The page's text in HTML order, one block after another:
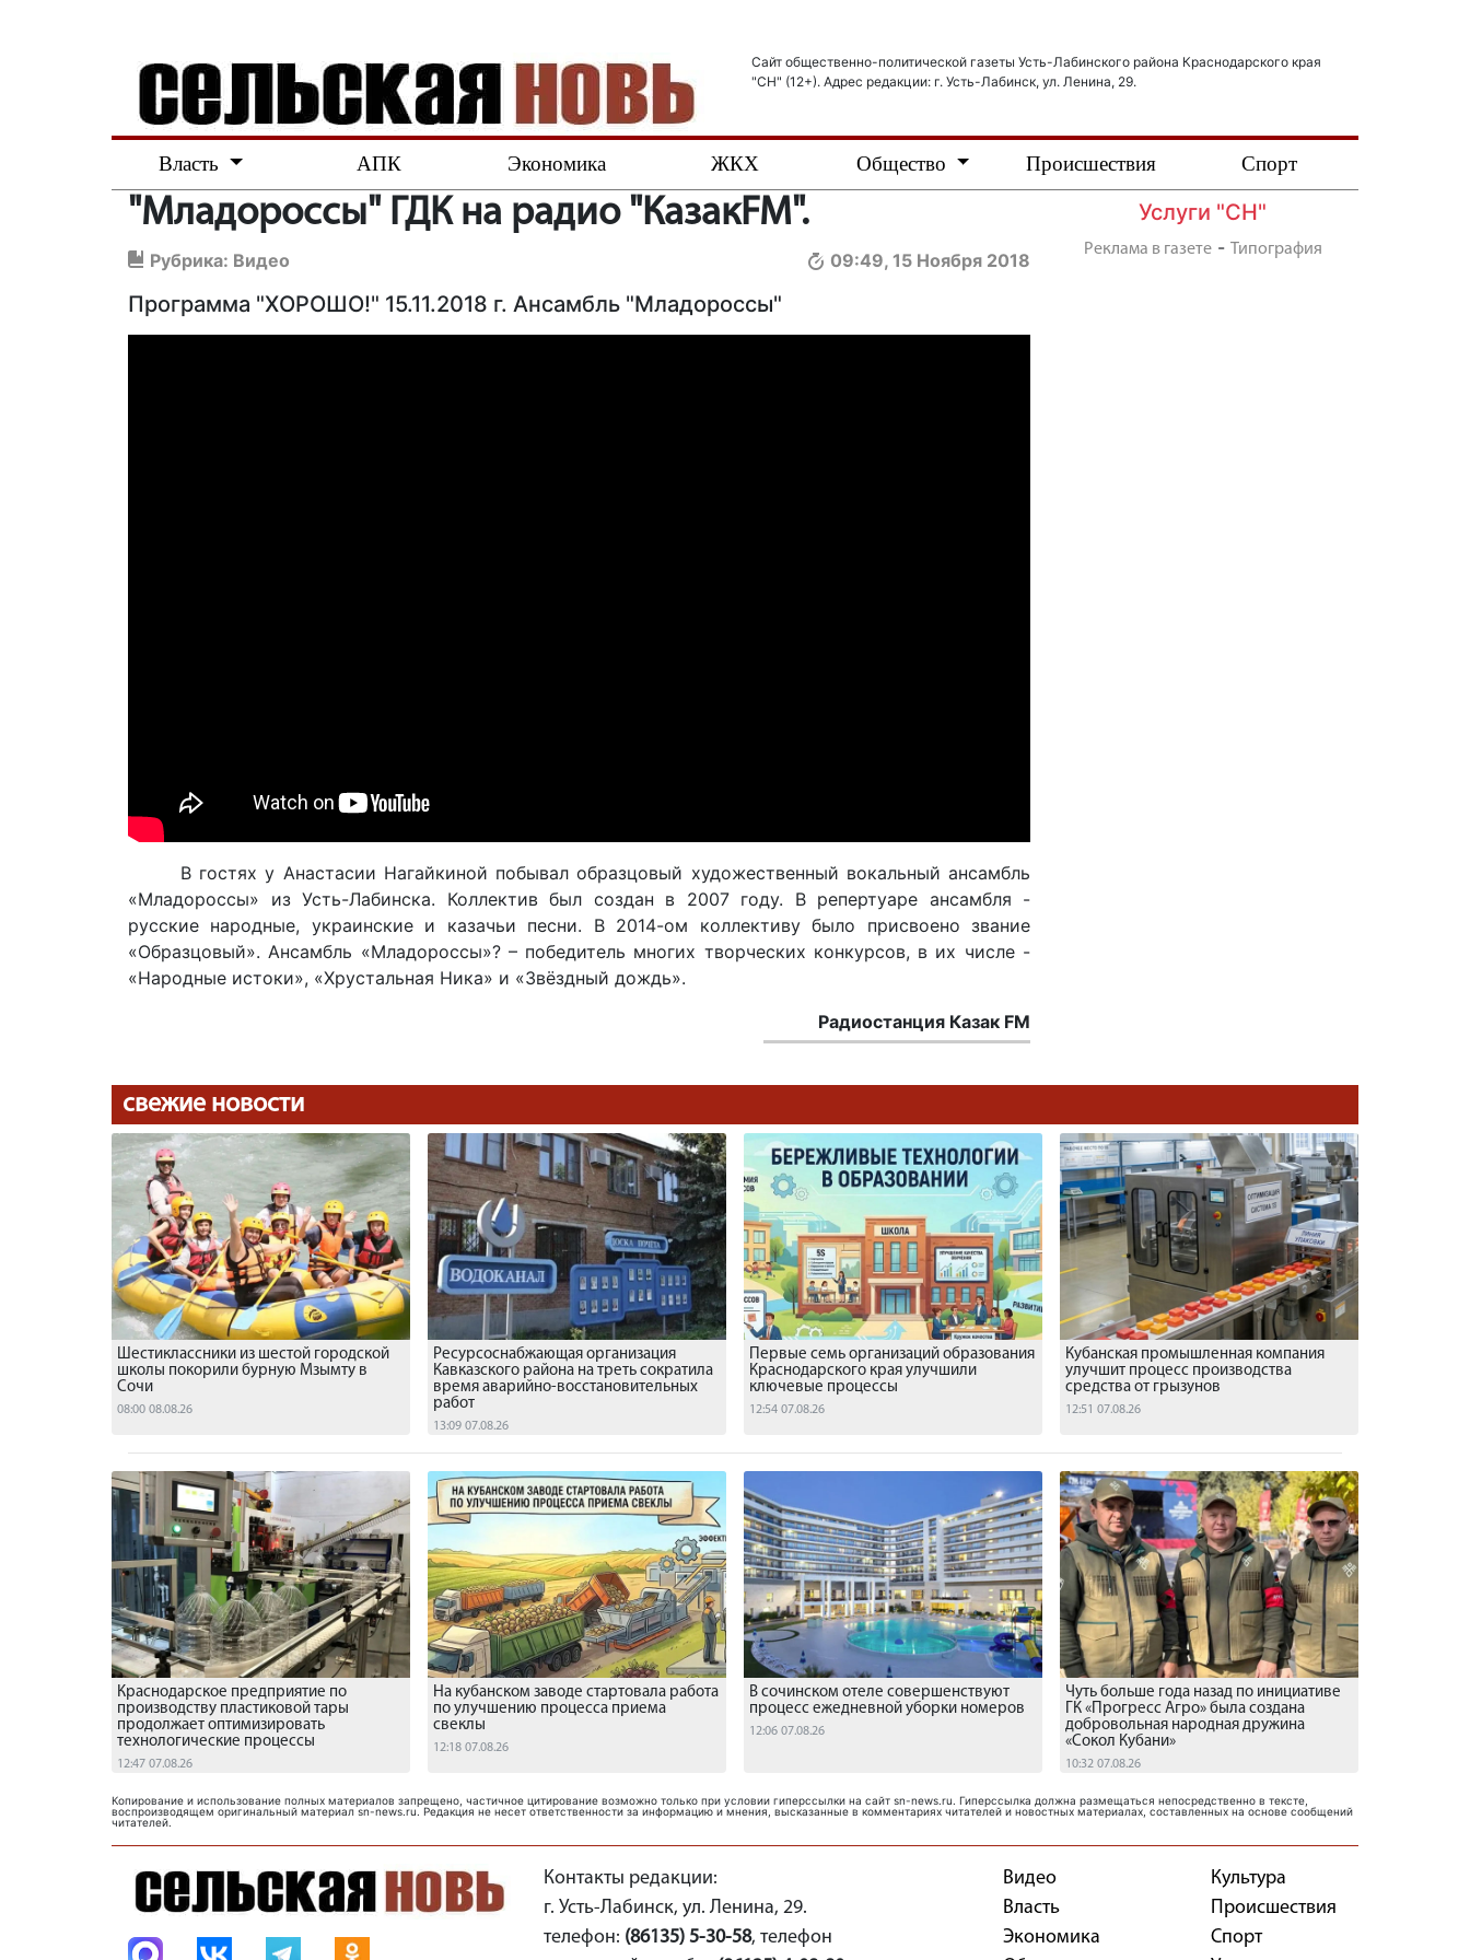
Сайт общественно-политической газеты Усть-Лабинского района Краснодарского края
"СН" (12+). Адрес редакции: г. Усть-Лабинск, ул. Ленина, 29.
Власть АПК Экономика ЖКХ Общество Происшествия Спорт
"Младороссы" ГДК на радио "КазакFM".
Рубрика: Видео 09:49, 15 Ноября 2018
Программа "ХОРОШО!" 15.11.2018 г. Ансамбль "Младороссы"
В гостях у Анастасии Нагайкиной побывал образцовый художественный вокальный ансамбль
«Младороссы» из Усть-Лабинска. Коллектив был создан в 2007 году. В репертуаре ансамбля -
русские народные, украинские и казачьи песни. В 2014-ом коллективу было присвоено звание
«Образцовый». Ансамбль «Младороссы»? – победитель многих творческих конкурсов, в их числе -
«Народные истоки», «Хрустальная Ника» и «Звёздный дождь».
Радиостанция Казак FM
Услуги "СН"
Реклама в газете- Типография
свежие новости
Шестиклассники из шестой городской
школы покорили бурную Мзымту в
Сочи
08:00 08.08.26
Ресурсоснабжающая организация
Кавказского района на треть сократила
время аварийно-восстановительных
работ
13:09 07.08.26
Первые семь организаций образования
Краснодарского края улучшили
ключевые процессы
12:54 07.08.26
Кубанская промышленная компания
улучшит процесс производства
средства от грызунов
12:51 07.08.26
Краснодарское предприятие по
производству пластиковой тары
продолжает оптимизировать
технологические процессы
12:47 07.08.26
На кубанском заводе стартовала работа
по улучшению процесса приема
свеклы
12:18 07.08.26
В сочинском отеле совершенствуют
процесс ежедневной уборки номеров
12:06 07.08.26
Чуть больше года назад по инициативе
ГК «Прогресс Агро» была создана
добровольная народная дружина
«Сокол Кубани»
10:32 07.08.26
Копирование и использование полных материалов запрещено, частичное цитирование возможно только при условии гиперссылки на сайт sn-news.ru. Гиперссылка должна размещаться непосредственно в тексте,
воспроизводящем оригинальный материал sn-news.ru. Редакция не несет ответственности за информацию и мнения, высказанные в комментариях читателей и новостных материалах, составленных на основе сообщений
читателей.
Видео
Власть
Экономика
Культура
Проиcшествия
Спорт
Контакты редакции:
г. Усть-Лабинск, ул. Ленина, 29.
телефон: (86135) 5-30-58, телефон